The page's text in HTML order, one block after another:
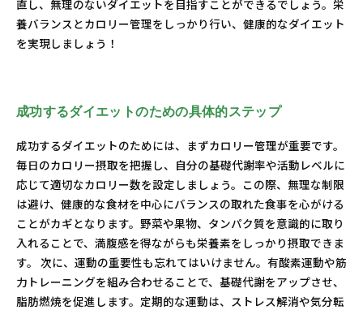
直し、無理のないダイエットを目指すことができるでしょう。栄
養バランスとカロリー管理をしっかり行い、健康的なダイエット
を実現しましょう！
成功するダイエットのための具体的ステップ
成功するダイエットのためには、まずカロリー管理が重要です。
毎日のカロリー摂取を把握し、自分の基礎代謝率や活動レベルに
応じて適切なカロリー数を設定しましょう。この際、無理な制限
は避け、健康的な食材を中心にバランスの取れた食事を心がける
ことがカギとなります。野菜や果物、タンパク質を意識的に取り
入れることで、満腹感を得ながらも栄養素をしっかり摂取できま
す。 次に、運動の重要性も忘れてはいけません。有酸素運動や筋
力トレーニングを組み合わせることで、基礎代謝をアップさせ、
脂肪燃焼を促進します。定期的な運動は、ストレス解消や気分転